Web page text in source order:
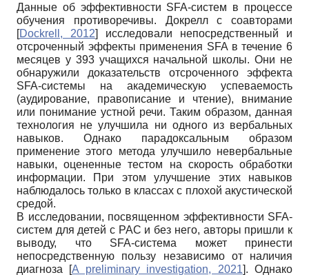
Данные об эффективности SFA-систем в процессе
обучения противоречивы. Докрелл с соавторами
[Dockrell, 2012]
исследовали непосредственный и
отсроченный эффекты применения SFA в течение 6
месяцев у 393 учащихся начальной школы. Они не
обнаружили доказательств отсроченного эффекта
SFA-системы на академическую успеваемость
(аудирование, правописание и чтение), внимание
или понимание устной речи. Таким образом, данная
технология не улучшила ни одного из вербальных
навыков. Однако парадоксальным образом
применение этого метода улучшило невербальные
навыки, оцененные тестом на скорость обработки
информации. При этом улучшение этих навыков
наблюдалось только в классах с плохой акустической
средой.
В исследовании, посвященном эффективности SFA-
систем для детей с РАС и без него, авторы пришли к
выводу, что SFA-система может принести
непосредственную пользу независимо от наличия
диагноза [A preliminary investigation, 2021]. Однако